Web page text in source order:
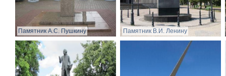
Памятник А.С. Пушкину Памятник В.И. Ленину